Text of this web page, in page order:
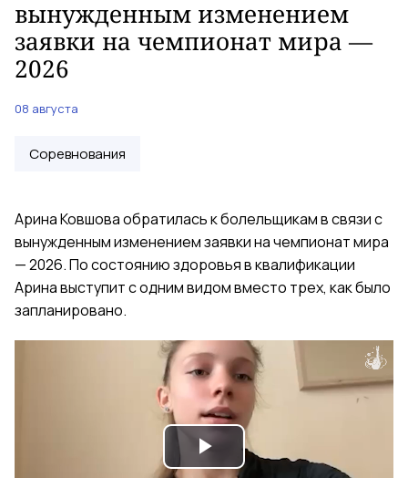
вынужденным изменением
заявки на чемпионат мира —
2026
08 августа
Соревнования
Арина Ковшова обратилась к болельщикам в связи с
вынужденным изменением заявки на чемпионат мира
— 2026. По состоянию здоровья в квалификации
Арина выступит с одним видом вместо трех, как было
запланировано.
Play